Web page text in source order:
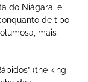
do Niágara, e
de tipo
mais
(the king